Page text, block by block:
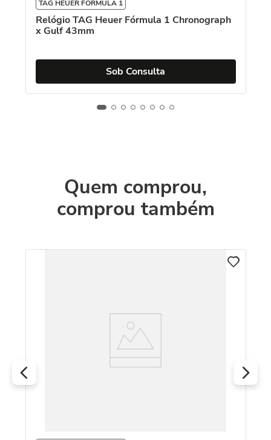
TAG HEUER FÓRMULA 1
Relógio TAG Heuer Fórmula 1 Chronograph
x Gulf 43mm
Sob Consulta
Quem comprou,
comprou também